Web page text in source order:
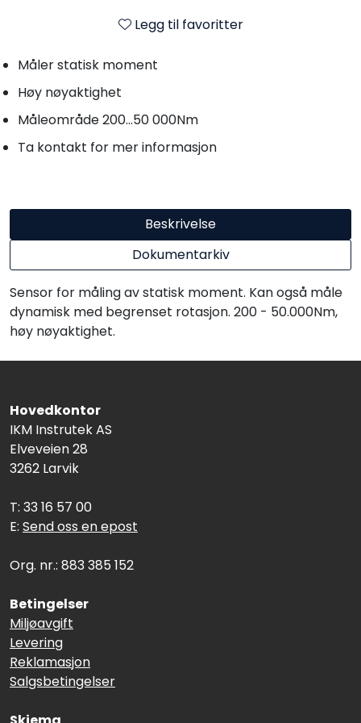
Legg til favoritter
Måler statisk moment
Høy nøyaktighet
Måleområde 200...50 000Nm
Ta kontakt for mer informasjon
Beskrivelse
Dokumentarkiv
Sensor for måling av statisk moment. Kan også måle
dynamisk med begrenset rotasjon. 200 - 50.000Nm,
høy nøyaktighet.
Hovedkontor
IKM Instrutek AS
Elveveien 28
3262 Larvik
T: 33 16 57 00
E: Send oss en epost
Org. nr.: 883 385 152
Betingelser
Miljøavgift
Levering
Reklamasjon
Salgsbetingelser